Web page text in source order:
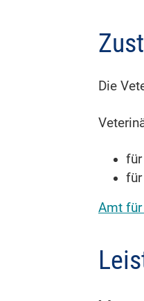
Die
für
Amt für